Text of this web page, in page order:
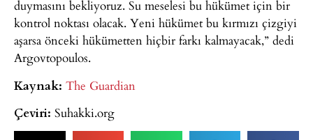
duymasını bekliyoruz. Su meselesi bu hükümet için bir
kontrol noktası olacak. Yeni hükümet bu kırmızı çizgiyi
aşarsa önceki hükümetten hiçbir farkı kalmayacak,” dedi
Argovtopoulos.
Kaynak: The Guardian
Çeviri: Suhakki.org